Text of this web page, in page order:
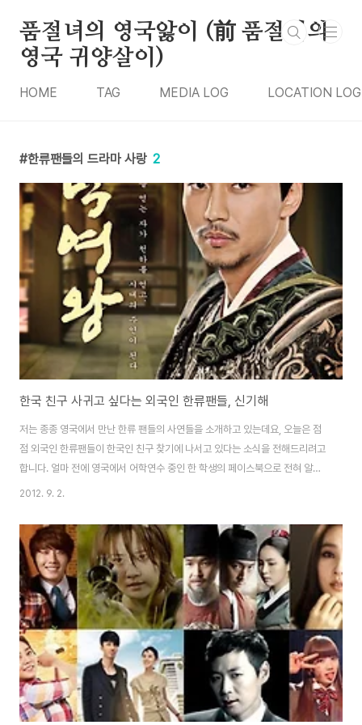
품절녀의 영국앓이 (前 품절녀의
영국 귀양살이)
HOME TAG MEDIA LOG LOCATION LOG
한류팬들의 드라마 사랑 2
한국 친구 사귀고 싶다는 외국인 한류팬들, 신기해
저는 종종 영국에서 만난 한류 팬들의 사연들을 소개하고 있는데요, 오늘은 점
점 외국인 한류팬들이 한국인 친구 찾기에 나서고 있다는 소식을 전해드리려고
합니다. 얼마 전에 영국에서 어학연수 중인 한 학생의 페이스북으로 전혀 알지
못하는 어떤 외국인의 친구 요청을 받았다고 합니다. 그녀는 전혀 모르는 사람
디아라비아 친구와 페이스북으로 대화를 하게 되었습니다. 내 사촌 동생이 한
류팬인데, 내가 한국인 친구가 있다고 하니까 내 동생이 너와 친구가 되고 싶다
고 하는데.... 어쩌지?? 그녀는 김남길을 끔찍히 사랑하거든~~ 한국인 학생은
자신의 외국인 친구의 동생이 한류팬이라는 단 하나만의 이유로 "알겠다" 고
했다고 합니다. 답이 떨어지..
2012. 9. 2.